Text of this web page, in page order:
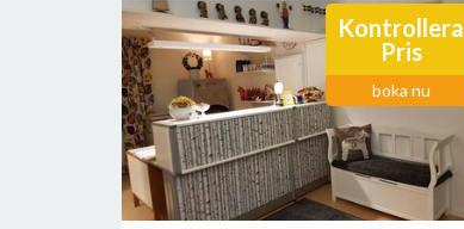
Kontrollera
Pris
boka nu